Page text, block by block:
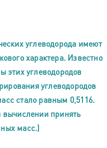
углеводорода имеют
характера. Известно
этих углеводородов
углеводородов
стало равным 0,5116.
вычислении принять
масс.)